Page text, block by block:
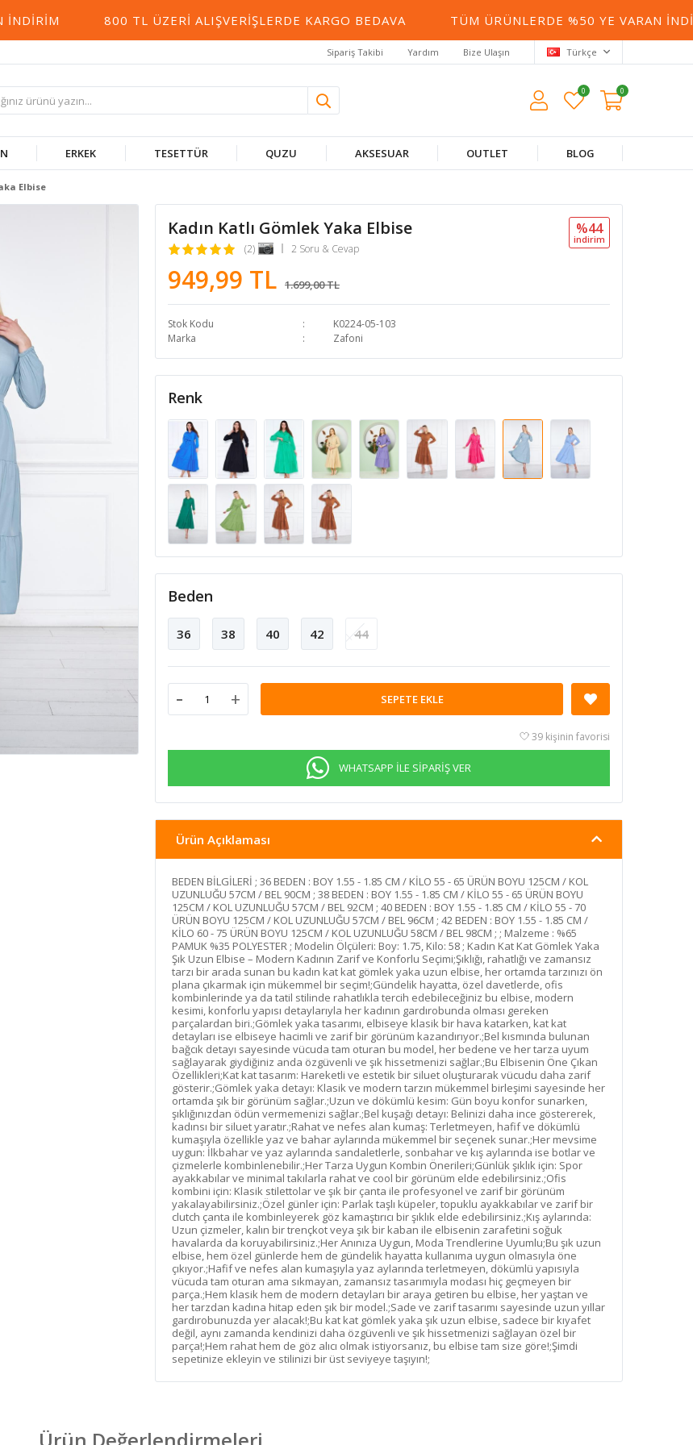
800 TL ÜZERI ALIŞVERIŞLERDE KARGO BEDAVA TÜM ÜRÜNLERDE %50 YE VARAN İNDIRIM
Sipariş Takibi Yardım Bize Ulaşın Türkçe
0 0
ERKEK TESETTÜR QUZU AKSESUAR OUTLET BLOG
Elbise
Kadın Katlı Gömlek Yaka Elbise
(2) 2 Soru & Cevap
949,99 TL 1.699,00 TL
%44
i̇ndi̇ri̇m
Stok Kodu
K0224-05-103
Marka
Zafoni
Renk
Beden
36 38 40 42 44
- + SEPETE EKLE
39 kişinin favorisi
WHATSAPP İLE SİPARİŞ VER
Ürün Açıklaması
BEDEN BİLGİLERİ ; 36 BEDEN : BOY 1.55 - 1.85 CM / KİLO 55 - 65 ÜRÜN BOYU 125CM / KOL
UZUNLUĞU 57CM / BEL 90CM ; 38 BEDEN : BOY 1.55 - 1.85 CM / KİLO 55 - 65 ÜRÜN BOYU
125CM / KOL UZUNLUĞU 57CM / BEL 92CM ; 40 BEDEN : BOY 1.55 - 1.85 CM / KİLO 55 - 70
ÜRÜN BOYU 125CM / KOL UZUNLUĞU 57CM / BEL 96CM ; 42 BEDEN : BOY 1.55 - 1.85 CM /
KİLO 60 - 75 ÜRÜN BOYU 125CM / KOL UZUNLUĞU 58CM / BEL 98CM ; ; Malzeme : %65
PAMUK %35 POLYESTER ; Modelin Ölçüleri: Boy: 1.75, Kilo: 58 ; Kadın Kat Kat Gömlek Yaka
Şık Uzun Elbise – Modern Kadının Zarif ve Konforlu Seçimi;Şıklığı, rahatlığı ve zamansız
tarzı bir arada sunan bu kadın kat kat gömlek yaka uzun elbise, her ortamda tarzınızı ön
plana çıkarmak için mükemmel bir seçim!;Gündelik hayatta, özel davetlerde, ofis
kombinlerinde ya da tatil stilinde rahatlıkla tercih edebileceğiniz bu elbise, modern
kesimi, konforlu yapısı detaylarıyla her kadının gardırobunda olması gereken
parçalardan biri.;Gömlek yaka tasarımı, elbiseye klasik bir hava katarken, kat kat
detayları ise elbiseye hacimli ve zarif bir görünüm kazandırıyor.;Bel kısmında bulunan
bağcık detayı sayesinde vücuda tam oturan bu model, her bedene ve her tarza uyum
sağlayarak giydiğiniz anda özgüvenli ve şık hissetmenizi sağlar.;Bu Elbisenin Öne Çıkan
Özellikleri;Kat kat tasarım: Hareketli ve estetik bir siluet oluşturarak vücudu daha zarif
gösterir.;Gömlek yaka detayı: Klasik ve modern tarzın mükemmel birleşimi sayesinde her
ortamda şık bir görünüm sağlar.;Uzun ve dökümlü kesim: Gün boyu konfor sunarken,
şıklığınızdan ödün vermemenizi sağlar.;Bel kuşağı detayı: Belinizi daha ince göstererek,
kadınsı bir siluet yaratır.;Rahat ve nefes alan kumaş: Terletmeyen, hafif ve dökümlü
kumaşıyla özellikle yaz ve bahar aylarında mükemmel bir seçenek sunar.;Her mevsime
uygun: İlkbahar ve yaz aylarında sandaletlerle, sonbahar ve kış aylarında ise botlar ve
çizmelerle kombinlenebilir.;Her Tarza Uygun Kombin Önerileri;Günlük şıklık için: Spor
ayakkabılar ve minimal takılarla rahat ve cool bir görünüm elde edebilirsiniz.;Ofis
kombini için: Klasik stilettolar ve şık bir çanta ile profesyonel ve zarif bir görünüm
yakalayabilirsiniz.;Özel günler için: Parlak taşlı küpeler, topuklu ayakkabılar ve zarif bir
clutch çanta ile kombinleyerek göz kamaştırıcı bir şıklık elde edebilirsiniz.;Kış aylarında:
Uzun çizmeler, kalın bir trençkot veya şık bir kaban ile elbisenin zarafetini soğuk
havalarda da koruyabilirsiniz.;Her Anınıza Uygun, Moda Trendlerine Uyumlu;Bu şık uzun
elbise, hem özel günlerde hem de gündelik hayatta kullanıma uygun olmasıyla öne
çıkıyor.;Hafif ve nefes alan kumaşıyla yaz aylarında terletmeyen, dökümlü yapısıyla
vücuda tam oturan ama sıkmayan, zamansız tasarımıyla modası hiç geçmeyen bir
parça.;Hem klasik hem de modern detayları bir araya getiren bu elbise, her yaştan ve
her tarzdan kadına hitap eden şık bir model.;Sade ve zarif tasarımı sayesinde uzun yıllar
gardırobunuzda yer alacak!;Bu kat kat gömlek yaka şık uzun elbise, sadece bir kıyafet
değil, aynı zamanda kendinizi daha özgüvenli ve şık hissetmenizi sağlayan özel bir
parça!;Hem rahat hem de göz alıcı olmak istiyorsanız, bu elbise tam size göre!;Şimdi
sepetinize ekleyin ve stilinizi bir üst seviyeye taşıyın!;
Ürün Değerlendirmeleri